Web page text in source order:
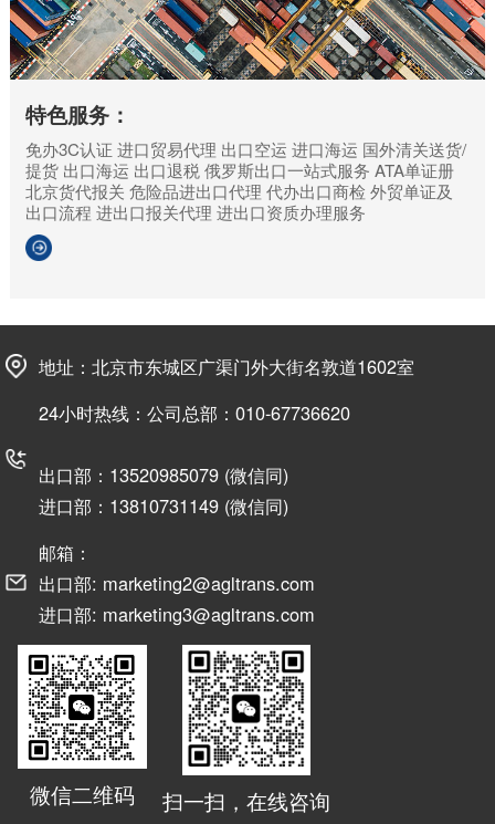
特色服务：
免办3C认证 进口贸易代理 出口空运 进口海运 国外清关送货/
提货 出口海运 出口退税 俄罗斯出口一站式服务 ATA单证册
北京货代报关 危险品进出口代理 代办出口商检 外贸单证及
出口流程 进出口报关代理 进出口资质办理服务
地址：北京市东城区广渠门外大街名敦道1602室
24小时热线：公司总部：010-67736620
出口部：13520985079 (微信同)
进口部：13810731149 (微信同)
邮箱：
出口部: marketing2@agltrans.com
进口部: marketing3@agltrans.com
微信二维码 扫一扫，在线咨询